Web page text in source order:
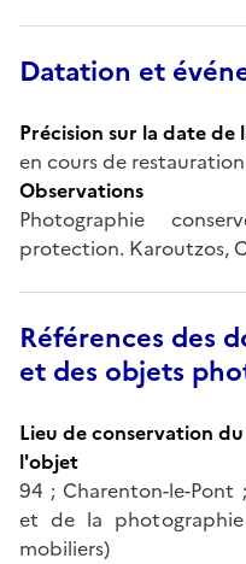
Datation et
Précision sur la date de
en cours de restauration
Observations
Photographie
protection. Karoutzos,
Références des
et des objets
Lieu de conservation
l'objet
94 ; Charenton-le-
et de la
mobiliers)